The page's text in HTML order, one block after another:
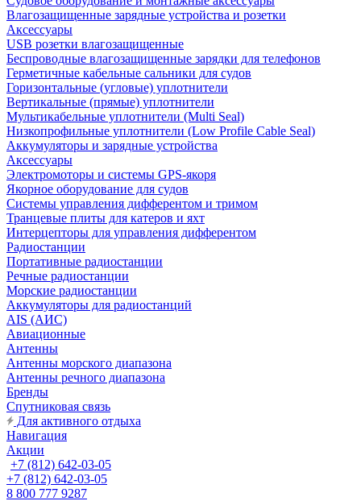
Влагозащищенные зарядные устройства и розетки
Аксессуары
USB розетки влагозащищенные
Беспроводные влагозащищенные зарядки для телефонов
Герметичные кабельные сальники для судов
Горизонтальные (угловые) уплотнители
Вертикальные (прямые) уплотнители
Мультикабельные уплотнители (Multi Seal)
Низкопрофильные уплотнители (Low Profile Cable Seal)
Аккумуляторы и зарядные устройства
Аксессуары
Электромоторы и системы GPS-якоря
Якорное оборудование для судов
Системы управления дифферентом и тримом
Транцевые плиты для катеров и яхт
Интерцепторы для управления дифферентом
Радиостанции
Портативные радиостанции
Речные радиостанции
Морские радиостанции
Аккумуляторы для радиостанций
AIS (АИС)
Авиационные
Антенны
Антенны морского диапазона
Антенны речного диапазона
Бренды
Спутниковая связь
Для активного отдыха
Навигация
Акции
+7 (812) 642-03-05
+7 (812) 642-03-05
8 800 777 9287